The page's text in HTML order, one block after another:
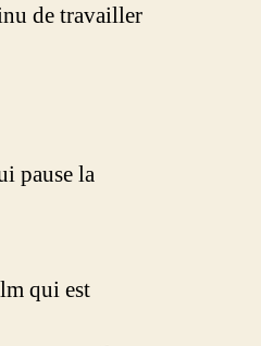
de travailler
pause la
qui est